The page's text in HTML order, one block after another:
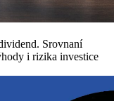
Srovnaní
i rizika investice